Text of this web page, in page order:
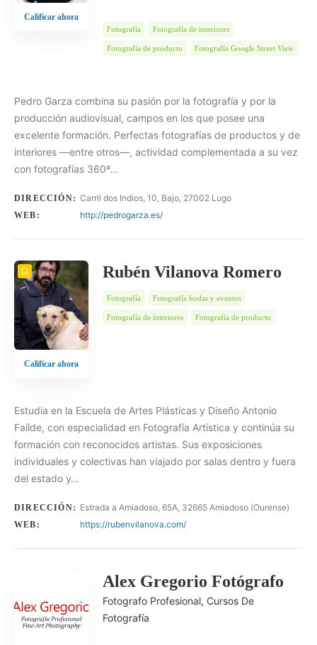
Calificar ahora
Fotografía Fotografía de interiores
Fotografía de producto Fotografía Google Street View
Pedro Garza combina su pasión por la fotografía y por la
producción audiovisual, campos en los que posee una
excelente formación. Perfectas fotografías de productos y de
interiores —entre otros—, actividad complementada a su vez
con fotografías 360º…
DIRECCIÓN: Carril dos Indios, 10, Bajo, 27002 Lugo
WEB: http://pedrogarza.es/
Calificar ahora
Rubén Vilanova Romero
Fotografía Fotografía bodas y eventos
Fotografía de interiores Fotografía de producto
Estudia en la Escuela de Artes Plásticas y Diseño Antonio
Faílde, con especialidad en Fotografía Artística y continúa su
formación con reconocidos artistas. Sus exposiciones
individuales y colectivas han viajado por salas dentro y fuera
del estado y…
DIRECCIÓN: Estrada a Amiadoso, 65A, 32665 Amiadoso (Ourense)
WEB: https://rubenvilanova.com/
Alex Gregorio Fotógrafo
Fotografo Profesional, Cursos De
Fotografía